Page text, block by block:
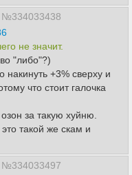
№334033438
не значит.
"либо"?)
накинуть +3% сверху и
что стоит галочка
за такую хуйню.
такой же скам и
№334033497